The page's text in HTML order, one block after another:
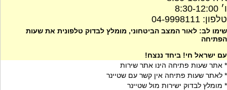
ו׳ 8:30-12:00
טלפון: 04-9998111
שימו לב: לאור המצב הביטחוני, מומלץ לבדוק טלפונית את שעות
הפתיחה
עם ישראל חי! ביחד ננצח!
* אתר שעות פתיחה הינו אתר שירות
* לאתר שעות פתיחה אין קשר עם שטיינר
* מומלץ לבדוק ישירות מול שטיינר